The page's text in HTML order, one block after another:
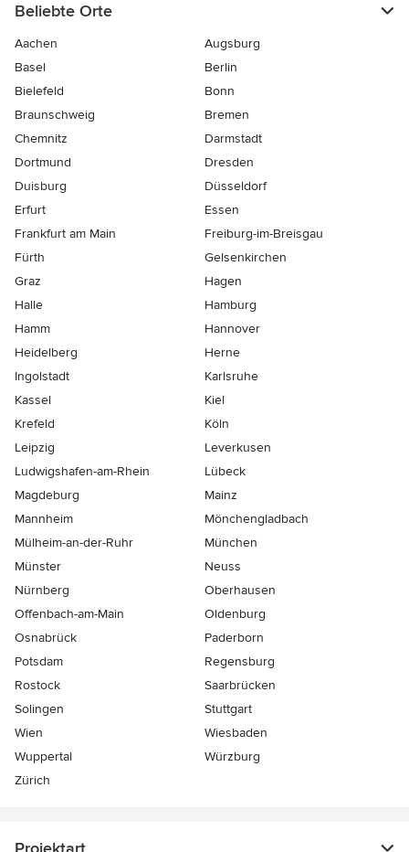
Beliebte Orte
Aachen
Augsburg
Basel
Berlin
Bielefeld
Bonn
Braunschweig
Bremen
Chemnitz
Darmstadt
Dortmund
Dresden
Duisburg
Düsseldorf
Erfurt
Essen
Frankfurt am Main
Freiburg-im-Breisgau
Fürth
Gelsenkirchen
Graz
Hagen
Halle
Hamburg
Hamm
Hannover
Heidelberg
Herne
Ingolstadt
Karlsruhe
Kassel
Kiel
Krefeld
Köln
Leipzig
Leverkusen
Ludwigshafen-am-Rhein
Lübeck
Magdeburg
Mainz
Mannheim
Mönchen­gladbach
Mülheim-an-der-Ruhr
München
Münster
Neuss
Nürnberg
Oberhausen
Offenbach-am-Main
Oldenburg
Osnabrück
Paderborn
Potsdam
Regensburg
Rostock
Saarbrücken
Solingen
Stuttgart
Wien
Wiesbaden
Wuppertal
Würzburg
Zürich